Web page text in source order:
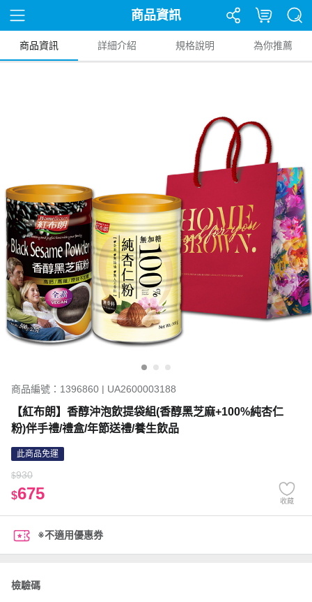
商品資訊
商品資訊 詳細介紹 規格說明 為你推薦
商品編號：1396860 | UA2600003188
【紅布朗】香醇沖泡飲提袋組(香醇黑芝麻+100%純杏仁
粉)伴手禮/禮盒/年節送禮/養生飲品
此商品免運
$930
$675 收藏
※不適用優惠券
檢驗碼